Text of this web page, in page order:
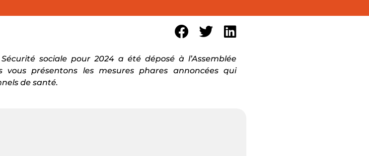
sociale pour 2024 a été déposé à l’Assemblée
vous présentons les mesures phares annoncées qui
de santé.